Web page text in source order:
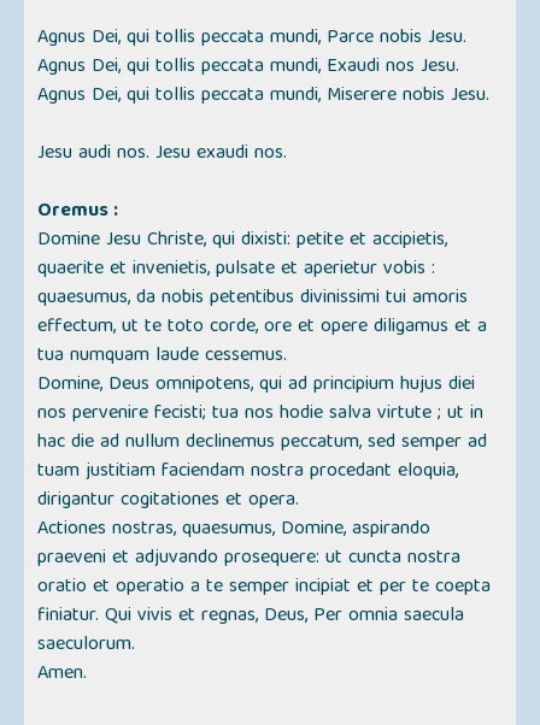
Agnus Dei, qui tollis peccata mundi, Parce nobis Jesu.
Agnus Dei, qui tollis peccata mundi, Exaudi nos Jesu.
Agnus Dei, qui tollis peccata mundi, Miserere nobis Jesu.
Jesu audi nos. Jesu exaudi nos.
Oremus :
Domine Jesu Christe, qui dixisti: petite et accipietis,
quaerite et invenietis, pulsate et aperietur vobis :
quaesumus, da nobis petentibus divinissimi tui amoris
effectum, ut te toto corde, ore et opere diligamus et a
tua numquam laude cessemus.
Domine, Deus omnipotens, qui ad principium hujus diei
nos pervenire fecisti; tua nos hodie salva virtute ; ut in
hac die ad nullum declinemus peccatum, sed semper ad
tuam justitiam faciendam nostra procedant eloquia,
dirigantur cogitationes et opera.
Actiones nostras, quaesumus, Domine, aspirando
praeveni et adjuvando prosequere: ut cuncta nostra
oratio et operatio a te semper incipiat et per te coepta
finiatur. Qui vivis et regnas, Deus, Per omnia saecula
saeculorum.
Amen.